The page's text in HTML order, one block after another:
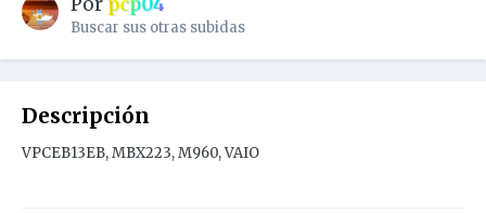
Buscar sus otras subidas
Descripción
VPCEB13EB, MBX223, M960, VAIO